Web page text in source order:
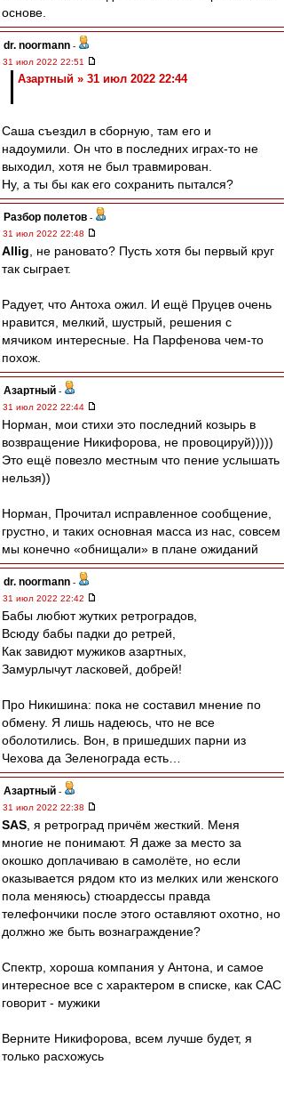
основе.
dr. noormann -
31 июл 2022 22:51
Азартный » 31 июл 2022 22:44
Саша съездил в сборную, там его и
надоумили. Он что в последних играх-то не
выходил, хотя не был травмирован.
Ну, а ты бы как его сохранить пытался?
Разбор полетов -
31 июл 2022 22:48
Allig , не рановато? Пусть хотя бы первый круг
так сыграет.
Радует, что Антоха ожил. И ещё Пруцев очень
нравится, мелкий, шустрый, решения с
мячиком интересные. На Парфенова чем-то
похож.
Азартный -
31 июл 2022 22:44
Норман, мои стихи это последний козырь в
возвращение Никифорова, не провоцируй)))))
Это ещё повезло местным что пение услышать
нельзя))
Норман, Прочитал исправленное сообщение,
грустно, и таких основная масса из нас, совсем
мы конечно «обнищали» в плане ожиданий
dr. noormann -
31 июл 2022 22:42
Бабы любют жутких ретроградов,
Всюду бабы падки до ретрей,
Как завидют мужиков азартных,
Замурлычут ласковей, добрей!
Про Никишина: пока не составил мнение по
обмену. Я лишь надеюсь, что не все
оболотились. Вон, в пришедших парни из
Чехова да Зеленограда есть…
Азартный -
31 июл 2022 22:38
SAS , я ретроград причём жесткий. Меня
многие не понимают. Я даже за место за
окошко доплачиваю в самолёте, но если
оказывается рядом кто из мелких или женского
пола меняюсь) стюардессы правда
телефончики после этого оставляют охотно, но
должно же быть вознаграждение?
Спектр, хороша компания у Антона, и самое
интересное все с характером в списке, как САС
говорит - мужики
Верните Никифорова, всем лучше будет, я
только расхожусь